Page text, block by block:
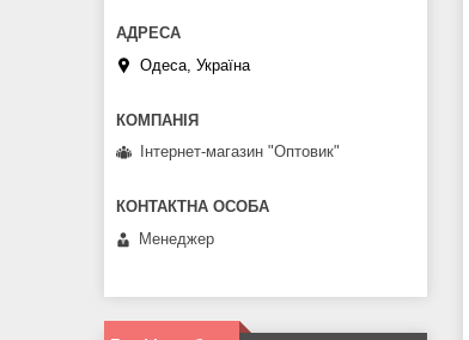
Одеса, Україна
Інтернет-магазин "Оптовик"
Менеджер